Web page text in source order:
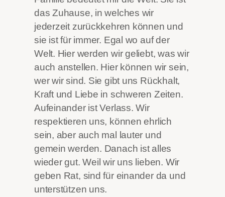
das Zuhause, in welches wir
jederzeit zurückkehren können und
sie ist für immer. Egal wo auf der
Welt. Hier werden wir geliebt, was wir
auch anstellen. Hier können wir sein,
wer wir sind. Sie gibt uns Rückhalt,
Kraft und Liebe in schweren Zeiten.
Aufeinander ist Verlass. Wir
respektieren uns, können ehrlich
sein, aber auch mal lauter und
gemein werden. Danach ist alles
wieder gut. Weil wir uns lieben. Wir
geben Rat, sind für einander da und
unterstützen uns.